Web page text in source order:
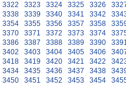
3322 3323 3324 3325 3326
3338 3339 3340 3341 3342
3354 3355 3356 3357 3358
3370 3371 3372 3373 3374
3386 3387 3388 3389 3390
3402 3403 3404 3405 3406
3418 3419 3420 3421 3422
3434 3435 3436 3437 3438
3450 3451 3452 3453 3454